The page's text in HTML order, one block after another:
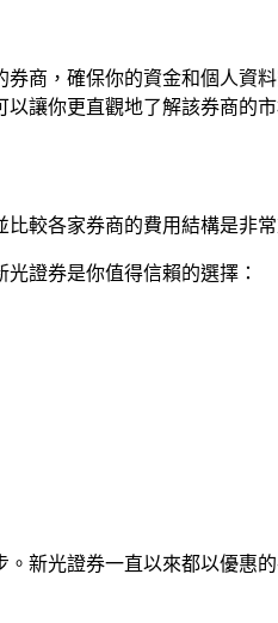
商，確保你的資金和個人資
讓你更直觀地了解該券商的市
較各家券商的費用結構是非常
證券是你值得信賴的選擇：
新光證券一直以來都以優惠